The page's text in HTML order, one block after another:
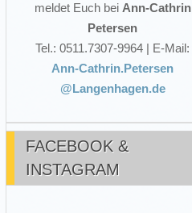
meldet Euch bei Ann-Cathrin
Petersen
Tel.: 0511.7307-9964 | E-Mail:
Ann-Cathrin.Petersen
@Langenhagen.de
FACEBOOK &
INSTAGRAM